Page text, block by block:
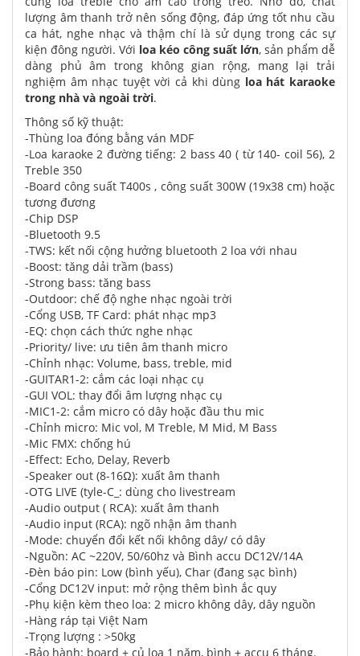
lượng âm thanh trở nên sống động, đáp ứng tốt nhu cầu
ca hát, nghe nhạc và thậm chí là sử dụng trong các sự
kiện đông người. Với loa kéo công suất lớn, sản phẩm dễ
dàng phủ âm trong không gian rộng, mang lại trải
nghiệm âm nhạc tuyệt vời cả khi dùng loa hát karaoke
trong nhà và ngoài trời.
Thông số kỹ thuật:
-Thùng loa đóng bằng ván MDF
-Loa karaoke 2 đường tiếng: 2 bass 40 ( từ 140- coil 56), 2
Treble 350
-Board công suất T400s , công suất 300W (19x38 cm) hoặc
tương đương
-Chip DSP
-Bluetooth 9.5
-TWS: kết nối cộng hưởng bluetooth 2 loa với nhau
-Boost: tăng dải trầm (bass)
-Strong bass: tăng bass
-Outdoor: chế độ nghe nhạc ngoài trời
-Cổng USB, TF Card: phát nhạc mp3
-EQ: chọn cách thức nghe nhạc
-Priority/ live: ưu tiên âm thanh micro
-Chỉnh nhạc: Volume, bass, treble, mid
-GUITAR1-2: cắm các loại nhạc cụ
-GUI VOL: thay đổi âm lượng nhạc cụ
-MIC1-2: cắm micro có dây hoặc đầu thu mic
-Chỉnh micro: Mic vol, M Treble, M Mid, M Bass
-Mic FMX: chống hú
-Effect: Echo, Delay, Reverb
-Speaker out (8-16Ω): xuất âm thanh
-OTG LIVE (tyle-C_: dùng cho livestream
-Audio output ( RCA): xuất âm thanh
-Audio input (RCA): ngõ nhận âm thanh
-Mode: chuyển đổi kết nối không dây/ có dây
-Nguồn: AC ~220V, 50/60hz và Bình accu DC12V/14A
-Đèn báo pin: Low (bình yếu), Char (đang sạc bình)
-Cổng DC12V input: mở rộng thêm bình ắc quy
-Phụ kiện kèm theo loa: 2 micro không dây, dây nguồn
-Hàng ráp tại Việt Nam
-Trọng lượng : >50kg
-Bảo hành: board + củ loa 1 năm, bình + accu 6 tháng.